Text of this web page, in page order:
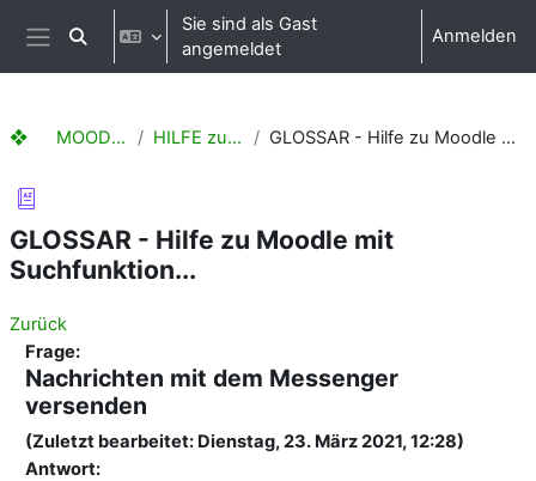
Zum Hauptinhalt
Website-Übersicht
Sucheingabe umschalten
Sie sind als Gast
angemeldet
Anmelden
❖ MOODLE Hilfen HILFE zu Moodle GLOSSAR - Hilfe zu Moodle mit Suchfunktion...
GLOSSAR - Hilfe zu Moodle mit
Suchfunktion...
Zurück
Frage:
Nachrichten mit dem Messenger
versenden
(Zuletzt bearbeitet: Dienstag, 23. März 2021, 12:28)
Antwort: